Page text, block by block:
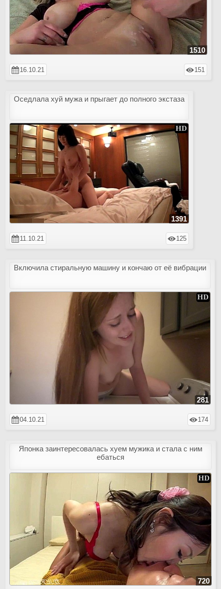
1510
16.10.21 151
Оседлала хуй мужа и прыгает до полного экстаза
1391
11.10.21 125
Включила стиральную машину и кончаю от её вибрации
281
04.10.21 174
Японка заинтересовалась хуем мужика и стала с ним
ебаться
720